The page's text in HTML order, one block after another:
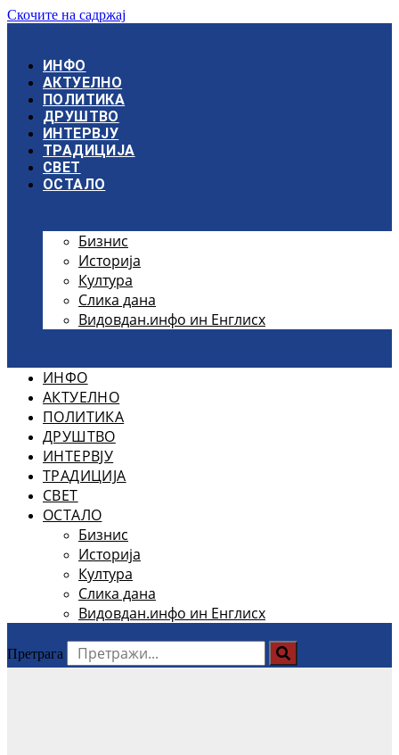
Скочите на садржај
ИНФО
АКТУЕЛНО
ПОЛИТИКА
ДРУШТВО
ИНТЕРВЈУ
ТРАДИЦИЈА
СВЕТ
ОСТАЛО
Бизнис
Историја
Култура
Слика дана
Видовдан.инфо ин Енглисх
ИНФО
АКТУЕЛНО
ПОЛИТИКА
ДРУШТВО
ИНТЕРВЈУ
ТРАДИЦИЈА
СВЕТ
ОСТАЛО
Бизнис
Историја
Култура
Слика дана
Видовдан.инфо ин Енглисх
Претрага